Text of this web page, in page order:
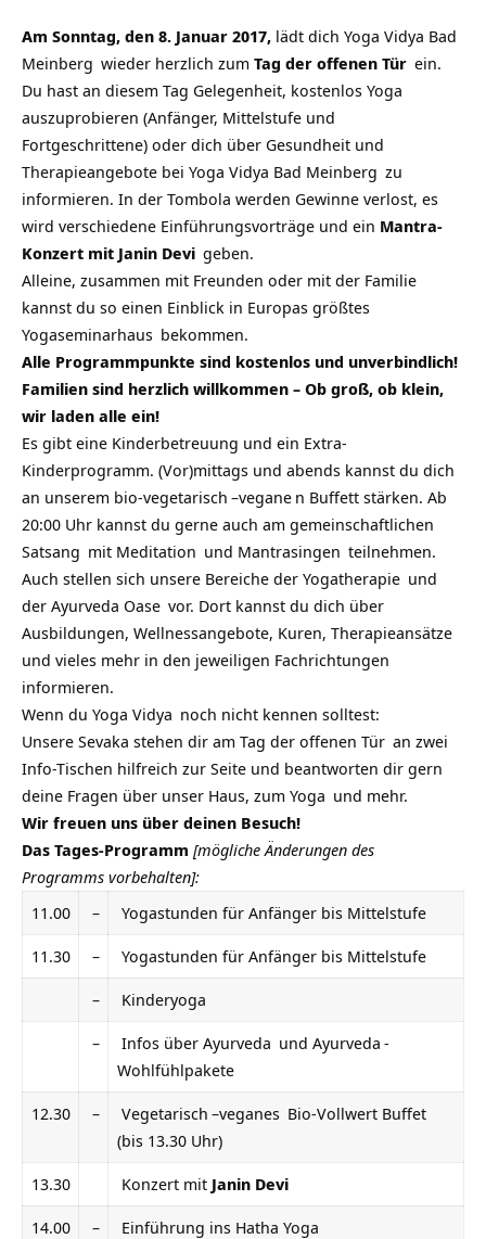
Am Sonntag, den 8. Januar 2017, lädt dich Yoga Vidya Bad
Meinberg wieder herzlich zum Tag der offenen Tür ein.
Du hast an diesem Tag Gelegenheit, kostenlos Yoga
auszuprobieren (Anfänger, Mittelstufe und
Fortgeschrittene) oder dich über Gesundheit und
Therapieangebote bei Yoga Vidya Bad Meinberg zu
informieren. In der Tombola werden Gewinne verlost, es
wird verschiedene Einführungsvorträge und ein Mantra-
Konzert mit Janin Devi geben.
Alleine, zusammen mit Freunden oder mit der Familie
kannst du so einen Einblick in Europas größtes
Yogaseminarhaus bekommen.
Alle Programmpunkte sind kostenlos und unverbindlich!
Familien sind herzlich willkommen – Ob groß, ob klein,
wir laden alle ein!
Es gibt eine Kinderbetreuung und ein Extra-
Kinderprogramm. (Vor)mittags und abends kannst du dich
an unserem bio-vegetarisch –vegane n Buffett stärken. Ab
20:00 Uhr kannst du gerne auch am gemeinschaftlichen
Satsang mit Meditation und Mantrasingen teilnehmen.
Auch stellen sich unsere Bereiche der Yogatherapie und
der Ayurveda Oase vor. Dort kannst du dich über
Ausbildungen, Wellnessangebote, Kuren, Therapieansätze
und vieles mehr in den jeweiligen Fachrichtungen
informieren.
Wenn du Yoga Vidya noch nicht kennen solltest:
Unsere Sevaka stehen dir am Tag der offenen Tür an zwei
Info-Tischen hilfreich zur Seite und beantworten dir gern
deine Fragen über unser Haus, zum Yoga und mehr.
Wir freuen uns über deinen Besuch!
Das Tages-Programm [mögliche Änderungen des
Programms vorbehalten]:
11.00
–
Yogastunden für Anfänger bis Mittelstufe
11.30
–
Yogastunden für Anfänger bis Mittelstufe
–
Kinderyoga
–
Infos über Ayurveda und Ayurveda -
Wohlfühlpakete
12.30
– Vegetarisch –veganes Bio-Vollwert Buffet
(bis 13.30 Uhr)
13.30
Konzert mit Janin Devi
14.00
– Einführung ins Hatha Yoga